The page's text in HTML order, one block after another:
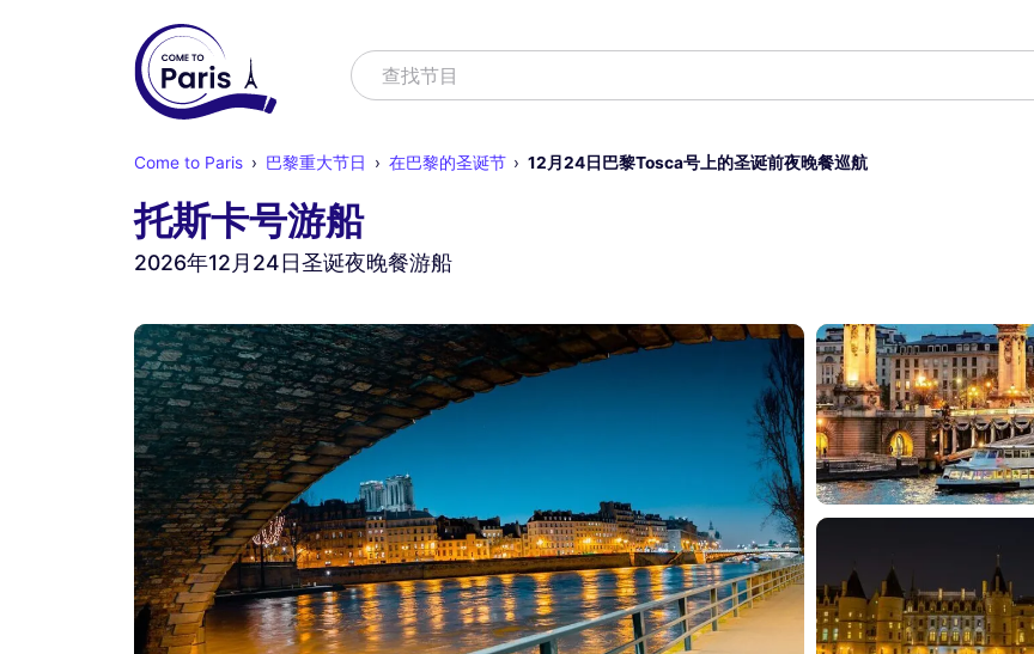
寻找查找节
Come to Paris 巴黎重大节日 在巴黎的圣诞节 12月24日巴黎Tosca号上的圣诞前夜晚餐巡航
托斯卡号游船
2026年12月24日圣诞夜晚餐游船